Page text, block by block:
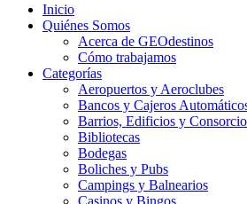
Inicio
Quiénes Somos
Acerca de GEOdestinos
Cómo trabajamos
Categorías
Aeropuertos y Aeroclubes
Bancos y Cajeros
Barrios, Edificios y
Bibliotecas
Bodegas
Boliches y Pubs
Campings y Balnearios
Casinos y Bingos